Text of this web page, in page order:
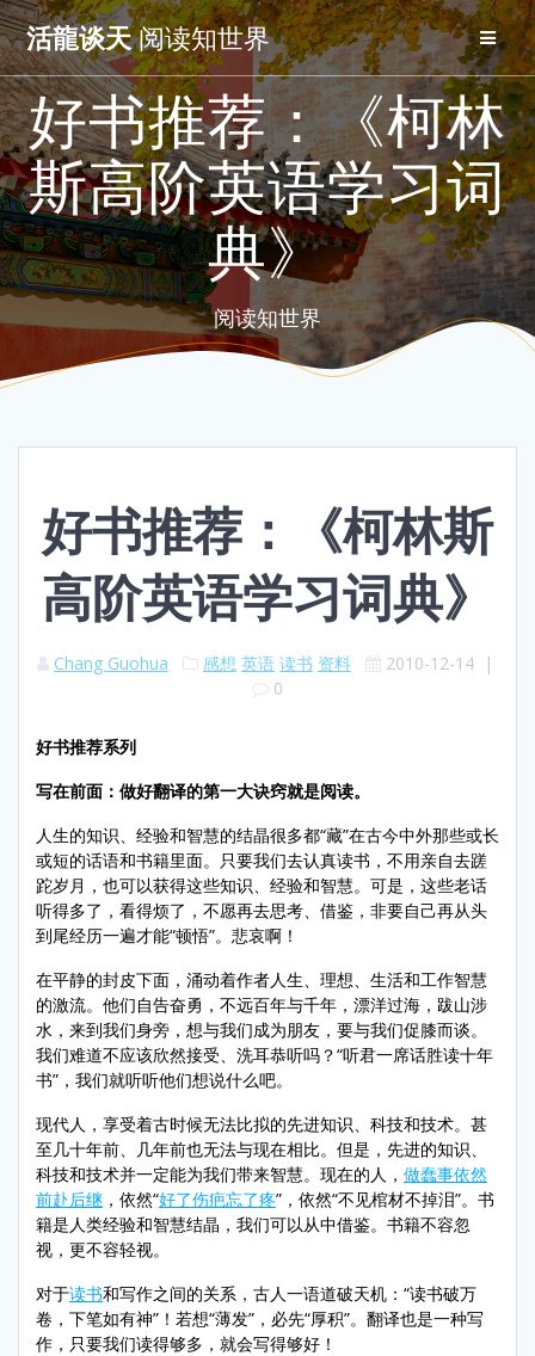
Skip
to
content
活龍谈天阅读知世界
好书推荐：《柯林
斯高阶英语学习词
典》
阅读知世界
好书推荐：《柯林斯
高阶英语学习词典》
Chang Guohua 感想 英语 读书 资料 2010-12-14 |
0
好书推荐系列
写在前面： 做好翻译的第一大诀窍就是阅读。
人生的知识、经验和智慧的结晶很多都“藏”在古今中外那些或长
或短的话语和书籍里面。只要我们去认真读书，不用亲自去蹉
跎岁月，也可以获得这些知识、经验和智慧。可是，这些老话
听得多了，看得烦了，不愿再去思考、借鉴，非要自己再从头
到尾经历一遍才能“顿悟”。悲哀啊！
在平静的封皮下面，涌动着作者人生、理想、生活和工作智慧
的激流。他们自告奋勇，不远百年与千年，漂洋过海，跋山涉
水，来到我们身旁，想与我们成为朋友，要与我们促膝而谈。
我们难道不应该欣然接受、洗耳恭听吗？“听君一席话胜读十年
书”，我们就听听他们想说什么吧。
现代人，享受着古时候无法比拟的先进知识、科技和技术。甚
至几十年前、几年前也无法与现在相比。但是，先进的知识、
科技和技术并一定能为我们带来智慧。现在的人， 做蠢事依然
前赴后继 ，依然“好了伤疤忘了疼”，依然“不见棺材不掉泪”。书
籍是人类经验和智慧结晶，我们可以从中借鉴。书籍不容忽
视，更不容轻视。
对于读书和写作之间的关系，古人一语道破天机：“读书破万
卷，下笔如有神”！若想“薄发”，必先“厚积”。翻译也是一种写
作，只要我们读得够多，就会写得够好！